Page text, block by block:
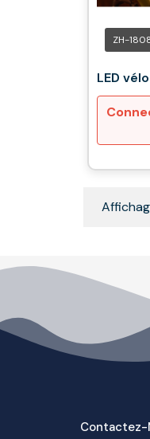
ZH-
LED
Contactez-